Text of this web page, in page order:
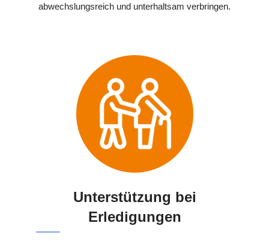
abwechslungsreich und unterhaltsam verbringen.
Unterstützung bei
Erledigungen